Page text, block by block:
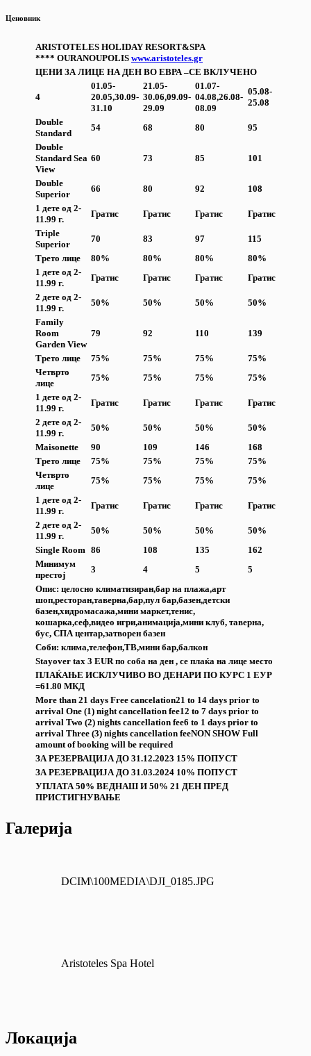
Ценовник
ARISTOTELES HOLIDAY RESORT&SPA
**** OURANOUPOLIS www.aristoteles.gr
ЦЕНИ ЗА ЛИЦЕ НА ДЕН ВО ЕВРА –СЕ ВКЛУЧЕНО
4
01.05-
20.05,30.09-
31.10
21.05-
30.06,09.09-
29.09
01.07-
04.08,26.08-
08.09
05.08-
25.08
Double
Standard
54 68 80
95
Double
Standard Sea
View
60 73 85 101
Double
Superior
66 80 92
108
1 дете од 2-
11.99 г.
Гратис Гратис Гратис
Гратис
Triple
Superior
70 83 97
115
Трето лице
80% 80% 80%
80%
1 дете од 2-
11.99 г.
Гратис Гратис Гратис
Гратис
2 дете од 2-
11.99 г.
50% 50% 50%
50%
Family
Room
Garden View
79 92 110 139
Трето лице 75% 75% 75% 75%
Четврто
лице
75% 75% 75% 75%
1 дете од 2-
11.99 г.
Гратис Гратис Гратис
Гратис
2 дете од 2-
11.99 г.
50% 50% 50%
50%
Maisonette
90 109 146
168
Трето лице
75% 75% 75% 75%
Четврто
лице
75% 75% 75% 75%
1 дете од 2-
11.99 г.
Гратис Гратис Гратис
Гратис
2 дете од 2-
11.99 г.
50% 50% 50%
50%
Single Room 86 108 135
162
Минимум
престој
3 4 5
5
Опис: целосно климатизиран,бар на плажа,арт
шоп,ресторан,таверна,бар,пул бар,базен,детски
базен,хидромасажа,мини маркет,тенис,
кошарка,сеф,видео игри,анимација,мини клуб, таверна,
бус, СПА центар,затворен базен
Соби: клима,телефон,ТВ,мини бар,балкон
Stayover tax 3 EUR по соба на ден , се плаќа на лице место
ПЛАЌАЊЕ ИСКЛУЧИВО ВО ДЕНАРИ ПО КУРС 1 ЕУР
=61.80 МКД
More than 21 days Free cancelation21 to 14 days prior to
arrival One (1) night cancellation fee12 to 7 days prior to
arrival Two (2) nights cancellation fee6 to 1 days prior to
arrival Three (3) nights cancellation feeNON SHOW Full
amount of booking will be required
ЗА РЕЗЕРВАЦИЈА ДО 31.12.2023 15% ПОПУСТ
ЗА РЕЗЕРВАЦИЈА ДО 31.03.2024 10% ПОПУСТ
УПЛАТА 50% ВЕДНАШ И 50% 21 ДЕН ПРЕД
ПРИСТИГНУВАЊЕ
Галерија
DCIM\100MEDIA\DJI_0185.JPG
Aristoteles Spa Hotel
Локација